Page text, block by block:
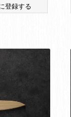
登録する